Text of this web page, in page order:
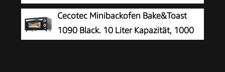
1.200 Watt Miniofen mit Timer kleiner
Backofen für Camping oder Haushalt
freistehend stufenlose Temperaturregelung bis
Cecotec Minibackofen Bake&Toast
1090 Black. 10 Liter Kapazität, 1000